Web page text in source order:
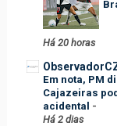
Há 20 horas
Em nota, PM
Cajazeiras
acidental -
Há 2 dias